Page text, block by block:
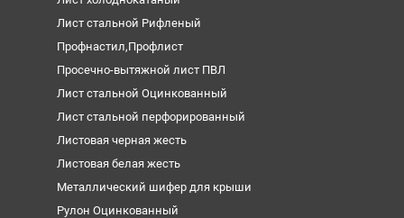
Лист стальной Рифленый
Профнастил,Профлист
Просечно-вытяжной лист ПВЛ
Лист стальной Оцинкованный
Лист стальной перфорированный
Листовая черная жесть
Листовая белая жесть
Металлический шифер для крыши
Рулон Оцинкованный